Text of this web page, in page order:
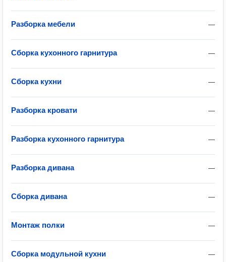
—
Разборка мебели
—
Сборка кухонного гарнитура
—
Сборка кухни
—
Разборка кровати
—
Разборка кухонного гарнитура
—
Разборка дивана
—
Сборка дивана
—
Монтаж полки
—
Сборка модульной кухни